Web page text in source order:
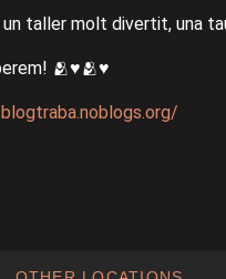
un taller molt divertit, una
🫂♥️🫂♥️